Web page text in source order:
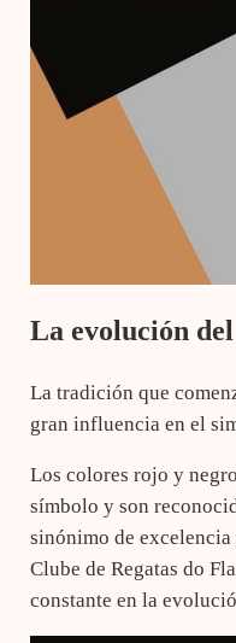
La evolución
La tradición que
gran influencia en el
Los colores rojo y
símbolo y son
sinónimo de
Clube de Regatas do
constante en la